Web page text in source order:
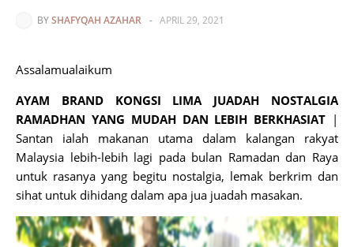
BYSHAFYQAH AZAHAR - APRIL 29, 2021
Assalamualaikum
AYAM BRAND KONGSI LIMA JUADAH NOSTALGIA
RAMADHAN YANG MUDAH DAN LEBIH BERKHASIAT |
Santan ialah makanan utama dalam kalangan rakyat
Malaysia lebih-lebih lagi pada bulan Ramadan dan Raya
untuk rasanya yang begitu nostalgia, lemak berkrim dan
sihat untuk dihidang dalam apa jua juadah masakan.